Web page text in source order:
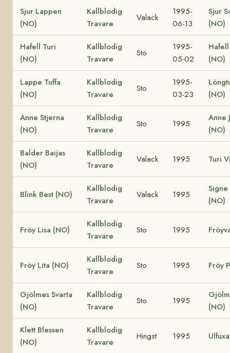
Sjur Lappen
(NO)
Kallblodig
Travare
Valack
1995-
06-13
Sjur
(NO)
Hafell Turi
(NO)
Kallblodig
Travare
Sto
1995-
05-02
(NO)
Lappe Tuffa
(NO)
Kallblodig
Travare
Sto
1995-
03-23
(NO)
Anne Stjerna
(NO)
Kallblodig
Travare
Sto 1995
Anne
(NO)
Balder Baijas
(NO)
Kallblodig
Travare
Valack 1995 Turi
Blink Best (NO)
Kallblodig
Travare
Valack 1995
Signe
(NO)
Fröy Lisa (NO)
Kallblodig
Travare
Sto 1995
Fröy Lita (NO)
Kallblodig
Travare
Sto 1995 Fröy
Gjölmes Svarta
(NO)
Kallblodig
Travare
Sto 1995
(NO)
Klett Blessen
(NO)
Kallblodig
Travare
Hingst 1995